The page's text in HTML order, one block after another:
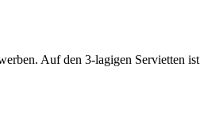
Auf den 3-lagigen Servietten